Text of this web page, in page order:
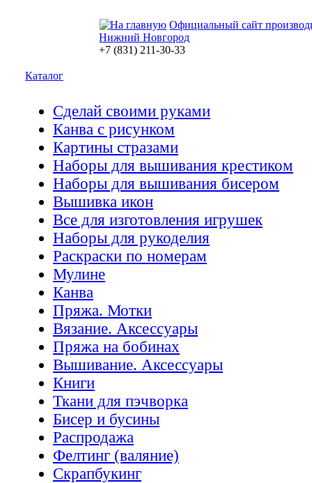
Официальный сайт
Нижний Новгород
+7 (831) 211-30-33
Каталог
Сделай своими руками
Канва с рисунком
Картины стразами
Наборы для вышивания крестиком
Наборы для вышивания бисером
Вышивка икон
Все для изготовления игрушек
Наборы для рукоделия
Раскраски по номерам
Мулине
Канва
Пряжа. Мотки
Вязание. Аксессуары
Пряжа на бобинах
Вышивание. Аксессуары
Книги
Ткани для пэчворка
Бисер и бусины
Распродажа
Фелтинг (валяние)
Скрапбукинг